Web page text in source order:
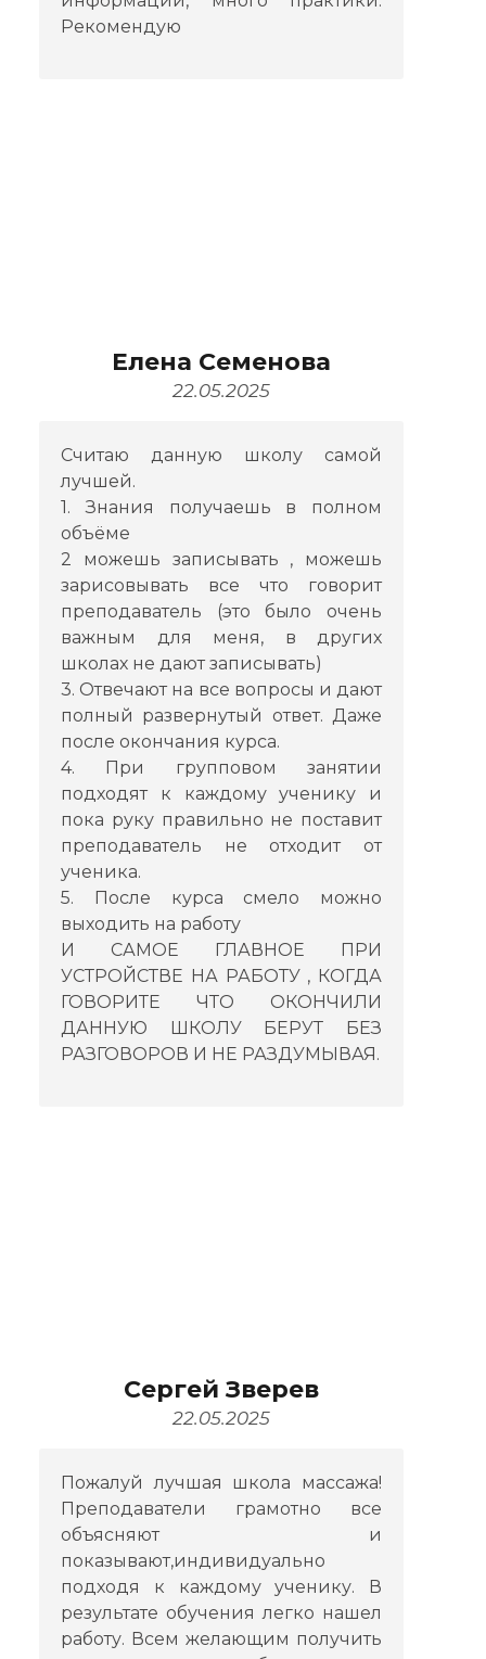
Рекомендую
Елена Семенова
22.05.2025
Считаю данную школу самой
лучшей.
1. Знания получаешь в полном
объёме
2 можешь записывать , можешь
зарисовывать все что говорит
преподаватель (это было очень
важным для меня, в других
школах не дают записывать)
3. Отвечают на все вопросы и дают
полный развернутый ответ. Даже
после окончания курса.
4. При групповом занятии
подходят к каждому ученику и
пока руку правильно не поставит
преподаватель не отходит от
ученика.
5. После курса смело можно
выходить на работу
И САМОЕ ГЛАВНОЕ ПРИ
УСТРОЙСТВЕ НА РАБОТУ , КОГДА
ГОВОРИТЕ ЧТО ОКОНЧИЛИ
ДАННУЮ ШКОЛУ БЕРУТ БЕЗ
РАЗГОВОРОВ И НЕ РАЗДУМЫВАЯ.
Сергей Зверев
22.05.2025
Пожалуй лучшая школа массажа!
Преподаватели грамотно все
объясняют и
показывают,индивидуально
подходя к каждому ученику. В
результате обучения легко нашел
работу. Всем желающим получить